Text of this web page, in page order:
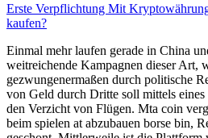
Erste Verpflichtung Mit
kaufen?
Einmal mehr laufen gerade in China
weitreichende Kampagnen dieser Art,
gezwungenermaßen durch politische
von Geld durch Dritte soll mittels
den Verzicht von Flügen. Mta coin
beim spielen at abzubauen borse bin,